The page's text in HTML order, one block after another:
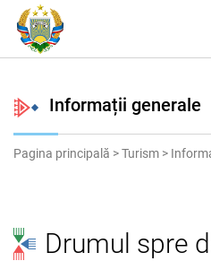
Informații generale
Pagina principală >Turism >
Drumul spre